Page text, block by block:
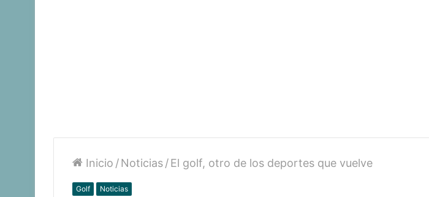
Inicio /Noticias/El golf, otro de los deportes que vuelve
Golf Noticias